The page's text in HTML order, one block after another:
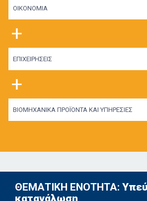
ΟΙΚΟΝΟΜΙΑ
+
ΕΠΙΧΕΙΡΗΣΕΙΣ
+
ΒΙΟΜΗΧΑΝΙΚΑ ΠΡΟΪΟΝΤΑ ΚΑΙ ΥΠΗΡΕΣΙΕΣ
ΘΕΜΑΤΙΚΗ ΕΝΟΤΗΤΑ:
κατανάλωση